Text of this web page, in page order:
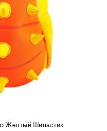
Желтый Шипастик